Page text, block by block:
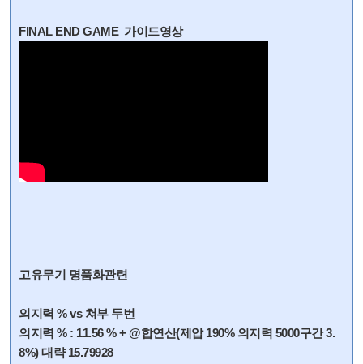
FINAL END GAME 가이드영상
고유무기 명품화관련
의지력 % vs 쳐부 두번
의지력 % : 11.56 % + @합연산(제압 190% 의지력 5000구간 3.
8%) 대략 15.79928